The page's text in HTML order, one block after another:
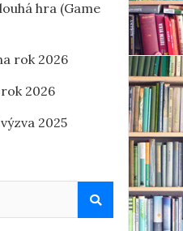
hra (Game
rok 2026
2026
2025